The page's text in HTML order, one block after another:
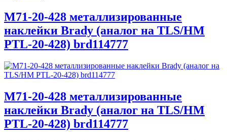
M71-20-428 металлизированные
наклейки Brady (аналог на TLS/HM
PTL-20-428) brd114777
M71-20-428 металлизированные
наклейки Brady (аналог на TLS/HM
PTL-20-428) brd114777